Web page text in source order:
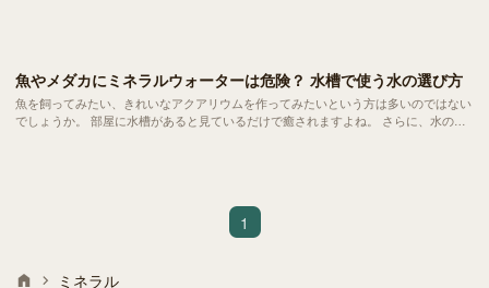
魚やメダカにミネラルウォーターは危険？ 水槽で使う水の選び方
魚を飼ってみたい、きれいなアクアリウムを作ってみたいという方は多いのではない
でしょうか。 部屋に水槽があると見ているだけで癒されますよね。 さらに、水の音
1
ミネラル